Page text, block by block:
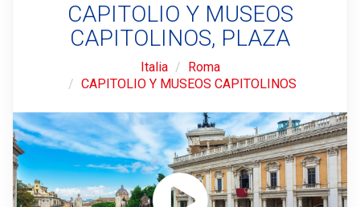
CAPITOLIO Y MUSEOS
CAPITOLINOS, PLAZA
Italia
Roma
CAPITOLIO Y MUSEOS CAPITOLINOS